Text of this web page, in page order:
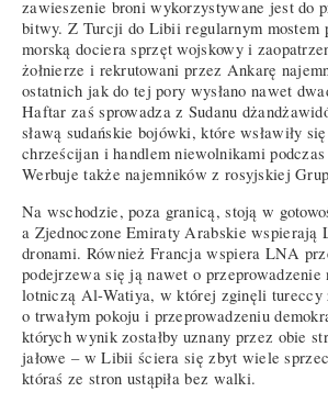
zawieszenie broni wykorzystywane jest do
bitwy. Z Turcji do Libii regularnym mostem
morską dociera sprzęt wojskowy i
żołnierze i rekrutowani przez Ankarę
ostatnich jak do tej pory wysłano nawet
Haftar zaś sprowadza z Sudanu
sławą sudańskie bojówki, które wsławiły
chrześcijan i handlem niewolnikami
Werbuje także najemników z rosyjskiej
Na wschodzie, poza granicą, stoją w
a Zjednoczone Emiraty Arabskie
dronami. Również Francja wspiera LNA
podejrzewa się ją nawet o przeprowadzenie
lotniczą Al-Watiya, w której zginęli tureccy
o trwałym pokoju i przeprowadzeniu
których wynik zostałby uznany przez obie
jałowe – w Libii ściera się zbyt wiele
któraś ze stron ustąpiła bez walki.